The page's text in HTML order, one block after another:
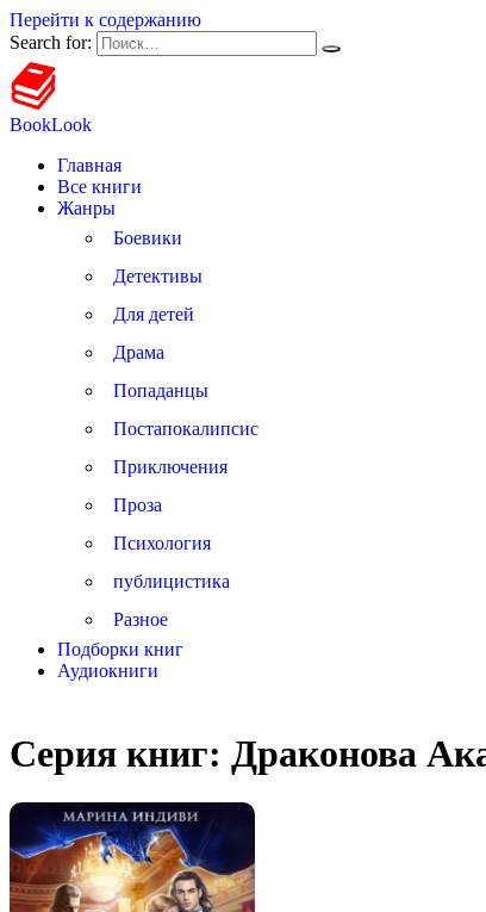
Перейти к содержанию
Search for:
BookLook
Главная
Все книги
Жанры
Боевики
Детективы
Для детей
Драма
Попаданцы
Постапокалипсис
Приключения
Проза
Психология
публицистика
Разное
Подборки книг
Аудиокниги
Серия книг: Драконова